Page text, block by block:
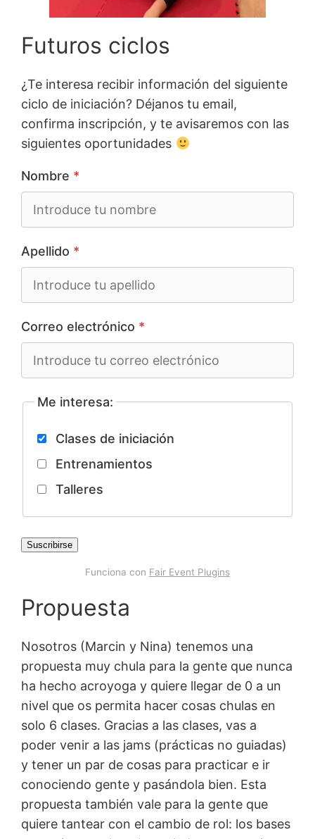
Futuros ciclos
¿Te interesa recibir información del siguiente
ciclo de iniciación? Déjanos tu email,
confirma inscripción, y te avisaremos con las
siguientes oportunidades
Nombre *
Apellido *
Correo electrónico *
Me interesa:
Clases de iniciación
Entrenamientos
Talleres
Suscribirse
Funciona con Fair Event Plugins
Propuesta
Nosotros (Marcin y Nina) tenemos una
propuesta muy chula para la gente que nunca
ha hecho acroyoga y quiere llegar de 0 a un
nivel que os permita hacer cosas chulas en
solo 6 clases. Gracias a las clases, vas a
poder venir a las jams (prácticas no guiadas)
y tener un par de cosas para practicar e ir
conociendo gente y pasándola bien. Esta
propuesta también vale para la gente que
quiere tantear con el cambio de rol: los bases